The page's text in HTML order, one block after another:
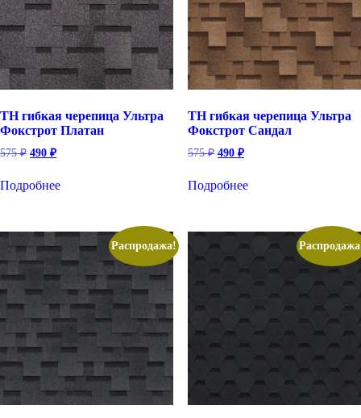
ТН гибкая черепица Ультра
Фокстрот Платан
575₽ Первоначальная
575 ₽.
490 ₽Текущая
Подробнее
ТН гибкая черепица Ультра
Фокстрот Сандал
575₽ Первоначальная
575 ₽.
490 ₽Текущая
Подробнее
Распродажа!